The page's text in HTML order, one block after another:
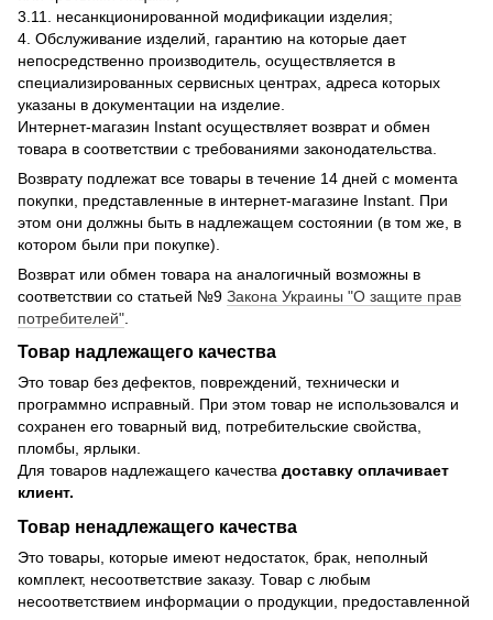
3.11. несанкционированной модификации изделия;
4. Обслуживание изделий, гарантию на которые дает
непосредственно производитель, осуществляется в
специализированных сервисных центрах, адреса которых
указаны в документации на изделие.
Интернет-магазин Instant осуществляет возврат и обмен
товара в соответствии с требованиями законодательства.
Возврату подлежат все товары в течение 14 дней с момента
покупки, представленные в интернет-магазине Instant. При
этом они должны быть в надлежащем состоянии (в том же, в
котором были при покупке).
Возврат или обмен товара на аналогичный возможны в
соответствии со статьей №9 Закона Украины "О защите прав
потребителей"
Товар надлежащего качества
Это товар без дефектов, повреждений, технически и
программно исправный. При этом товар не использовался и
сохранен его товарный вид, потребительские свойства,
пломбы, ярлыки.
Для товаров надлежащего качества доставку оплачивает
клиент.
Товар ненадлежащего качества
Это товары, которые имеют недостаток, брак, неполный
комплект, несоответствие заказу. Товар с любым
несоответствием информации о продукции, предоставленной